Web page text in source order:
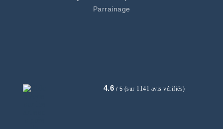
Parrainage
4.6 / 5 (sur 1141 avis vérifiés)